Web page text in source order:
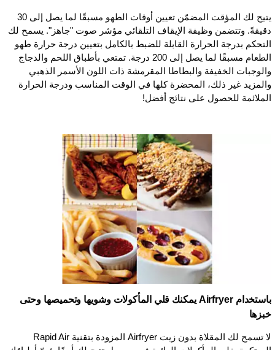
يتيح لك المؤقت المضمّن تعيين أوقات الطهو مسبقًا لما يصل إلى 30
دقيقةً. وتتضمن وظيفة الإيقاف التلقائي مؤشر صوت "جاهز". يسمح لك
التحكم بدرجة الحرارة القابلة للضبط بالكامل بتعيين درجة حرارة طهو
الطعام مسبقًا لما يصل إلى 200 درجة. تمتعي بأطباق اللحم والدجاج
والوجبات الخفيفة والبطاطا المقرمشة ذات اللون الأسمر الذهبي
والمزيد غير ذلك، المحضرة كلها في الوقت المناسب ودرجة الحرارة
الملائمة للحصول على نتائج أفضل!
باستخدام Airfryer يمكنك قلي المأكولات وشويها وتحميصها وحتى
خبزها
لا تسمح لك المقلاة بدون زيت Airfryer المزودة بتقنية Rapid Air